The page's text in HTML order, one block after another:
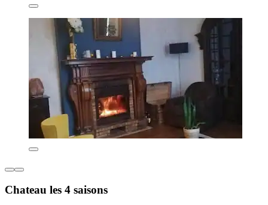
Chateau les 4 saisons